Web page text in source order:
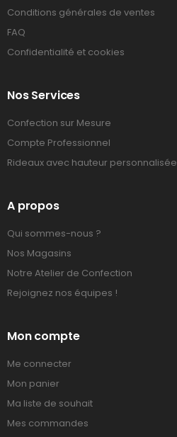
Conditions générales de ventes
FAQ
Confidentialité et cookies
Nos Services
Confection sur Mesure
Compte Professionnel
Rideaux avec hauteur personnalisée
A propos
Qui sommes-nous ?
Nos Magasins
Notre Atelier de Confection
Rejoignez nos équipes !
Mon compte
Me connecter
Mon panier
Ma liste de souhait
Mes commandes